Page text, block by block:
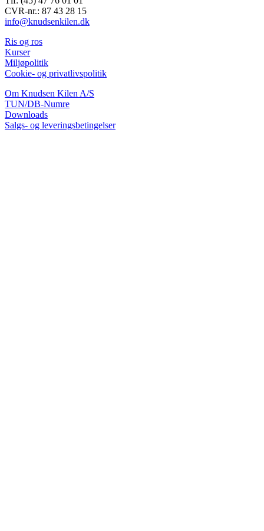
CVR-nr.: 87 43 28 15
info@knudsenkilen.dk
Ris og ros
Kurser
Miljøpolitik
Cookie- og privatlivspolitik
Om Knudsen Kilen A/S
TUN/DB-Numre
Downloads
Salgs- og leveringsbetingelser